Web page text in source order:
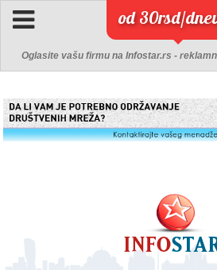
od 30rsd/
Oglasite vašu firmu na Infostar.rs -